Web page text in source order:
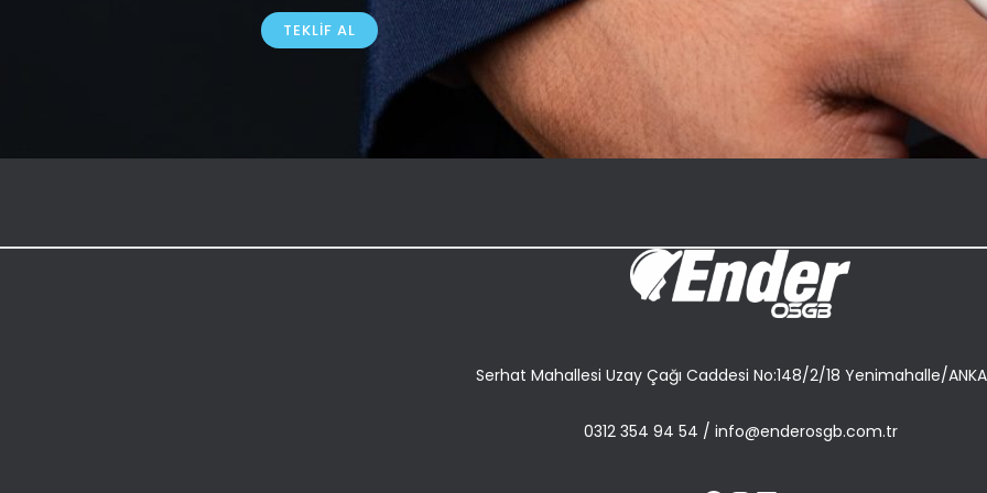
TEKLIF AL
Serhat Mahallesi Uzay Çağı Caddesi No:148/2/18 Yenimahalle/
0312 354 94 54 / info@enderosgb.com.tr